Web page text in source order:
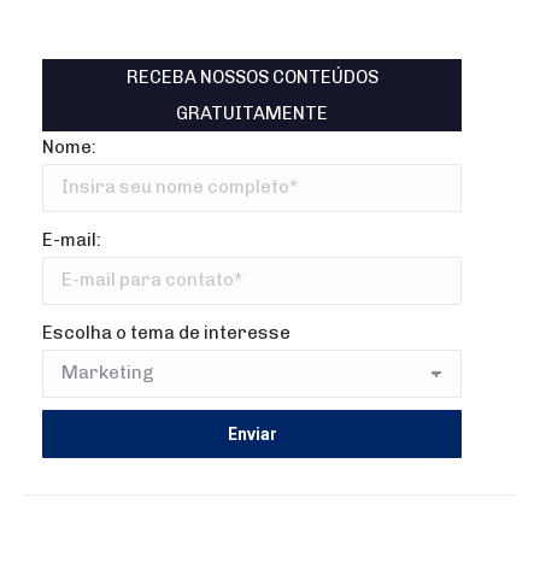
RECEBA NOSSOS CONTEÚDOS
GRATUITAMENTE
Nome:
E-mail:
Escolha o tema de interesse